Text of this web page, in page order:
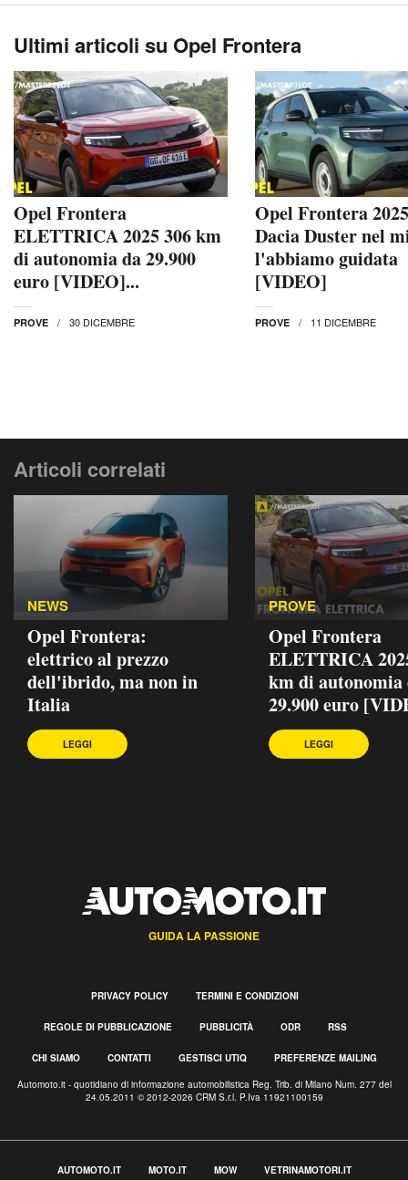
Ultimi articoli su Opel Frontera
Opel Frontera
ELETTRICA 2025 306 km
di autonomia da 29.900
euro [VIDEO]...
PROVE 30 DICEMBRE
Opel Frontera
Dacia Duster nel
l'abbiamo guidata
[VIDEO]
PROVE 11 DICEMBRE
Articoli correlati
NEWS
Opel Frontera:
elettrico al prezzo
dell'ibrido, ma non in
Italia
LEGGI
PROVE
Opel Frontera
ELETTRICA
km di autonomia
29.900 euro
LEGGI
GUIDA LA PASSIONE
PRIVACY POLICY TERMINI E CONDIZIONI
REGOLE DI PUBBLICAZIONE PUBBLICITÀ ODR RSS
CHI SIAMO CONTATTI GESTISCI UTIQ PREFERENZE MAILING
Automoto.it - quotidiano di informazione automobilistica Reg. Trib. di Milano Num. 277 del
24.05.2011 © 2012-2026 CRM S.r.l. P.Iva 11921100159
AUTOMOTO.IT MOTO.IT MOW VETRINAMOTORI.IT